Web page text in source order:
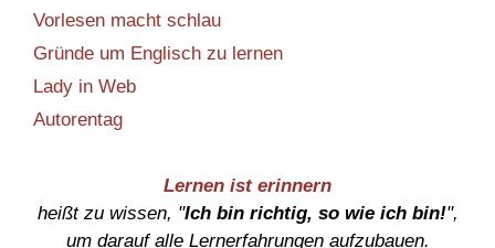
Vorlesen macht schlau
Gründe um Englisch zu lernen
Lady in Web
Autorentag
Lernen ist erinnern
heißt zu wissen, "Ich bin richtig, so wie ich bin!",
um darauf alle Lernerfahrungen aufzubauen.